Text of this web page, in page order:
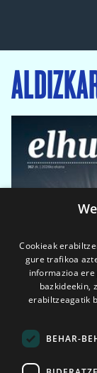
Cookieak
gure trafikoa
informazioa
bazkideekin,
erabiltzeagatik
BEHAR-